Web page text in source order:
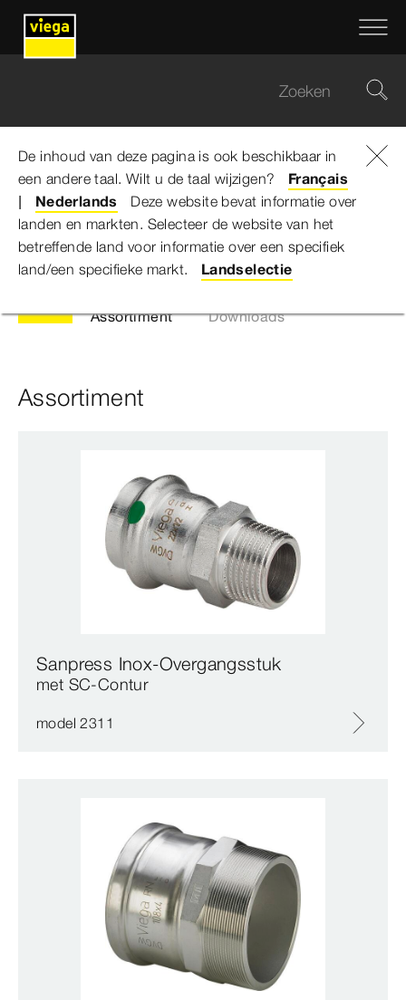
De inhoud van deze pagina is ook beschikbaar in
een andere taal. Wilt u de taal wijzigen?
Français
Nederlands
Deze website bevat informatie over
landen en markten. Selecteer de website van het
betreffende land voor informatie over een specifiek
land/een specifieke markt.
Landselectie
Viega Belgium ... Overgangstukken/-bochten
Overgangstukken/-bochten
Assortiment Downloads
Assortiment
Sanpress Inox-Overgangsstuk
met SC‑Contur
model 2311